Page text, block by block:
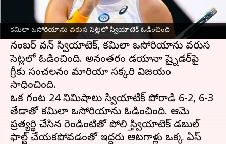
కమిలా ఒసోరియాను వరుస సెట్లలో స్వియాటెక్ ఓడించింది
ఆస్ట్రేలియా ఓపెన్‌లోఇగా స్వియాటెక్, సక్కరి
చక్కటి ప్రదర్శన చేయడంతో మూడో రౌండ్‌కు అర్హత
సాధించారు. టెన్నిస్‌లో మహిళల సింగిల్స్ ప్రపంచ
నంబర్ వన్ స్వియాటెక్, కమిలా ఒసోరియాను వరుస
సెట్లలో ఓడించింది. అనంతరం డయానా ష్నైడర్‌పై
గ్రీకు సంచలనం మారియా సక్కరి విజయం
సాధించింది.
ఒక గంట 24 నిమిషాలు స్వియాటిక్ పోరాడి 6-2, 6-3
తేడాతో కమిలా ఒసోరియాను ఓడించింది. ఆమె
ప్రత్యర్థి చేసిన రెండింటితో పోలిస్తే స్వియాటెక్ డబుల్
ఫాల్ట్ చేయకపోవడంతో ఇద్దరు ఆటగాళ్లు ఒక్క ఏస్